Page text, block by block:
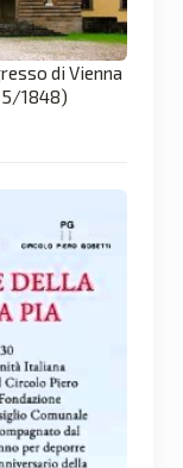
di Vienna
1848)